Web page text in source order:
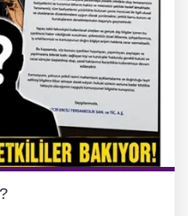
OTOYOLU İMAR
ELE GEÇİRİLDİ